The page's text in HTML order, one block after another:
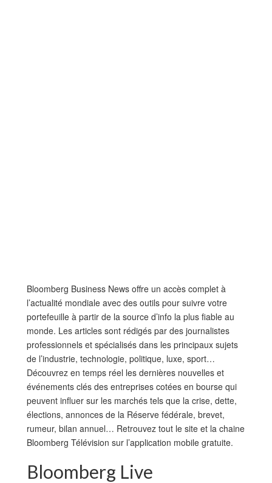
Bloomberg Business News offre un accès complet à
l’actualité mondiale avec des outils pour suivre votre
portefeuille à partir de la source d’info la plus fiable au
monde. Les articles sont rédigés par des journalistes
professionnels et spécialisés dans les principaux sujets
de l’industrie, technologie, politique, luxe, sport…
Découvrez en temps réel ​​les dernières nouvelles et
événements clés des entreprises cotées en bourse qui
peuvent influer sur ​​les marchés tels que la crise, dette,
élections, annonces de la Réserve fédérale, brevet,
rumeur, bilan annuel… Retrouvez tout le site et la chaine
Bloomberg Télévision sur l’application mobile gratuite.
Bloomberg Live